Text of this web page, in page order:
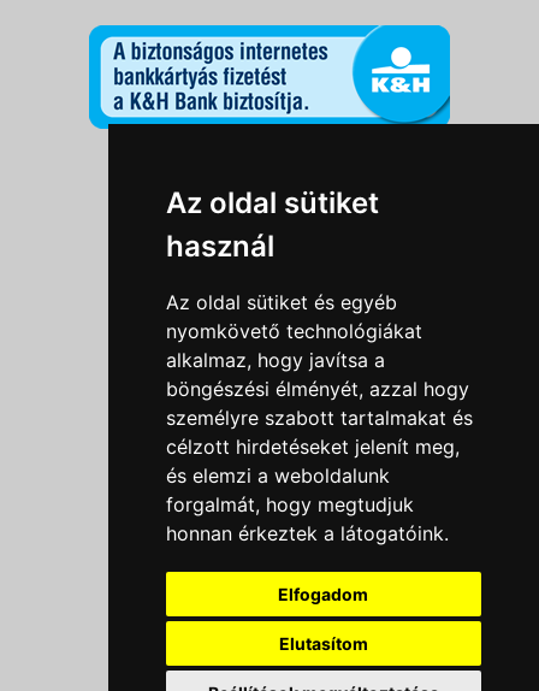
Az oldal sütiket
használ
Az oldal sütiket és egyéb
nyomkövető technológiákat
alkalmaz, hogy javítsa a
böngészési élményét, azzal hogy
személyre szabott tartalmakat és
célzott hirdetéseket jelenít meg,
és elemzi a weboldalunk
forgalmát, hogy megtudjuk
honnan érkeztek a látogatóink.
Elfogadom
Elutasítom
Információk
Általános szerződési feltételek
Impresszum
Nyereményjáték szabály
Outlet nap nyereményjáték szabályzat
Süti beállítások
Menü
Ajánlatkérés
Szakmai tippek / Újdonságok
Kapcsolat
Letölthető katalógusok
Rólunk
Szállítás